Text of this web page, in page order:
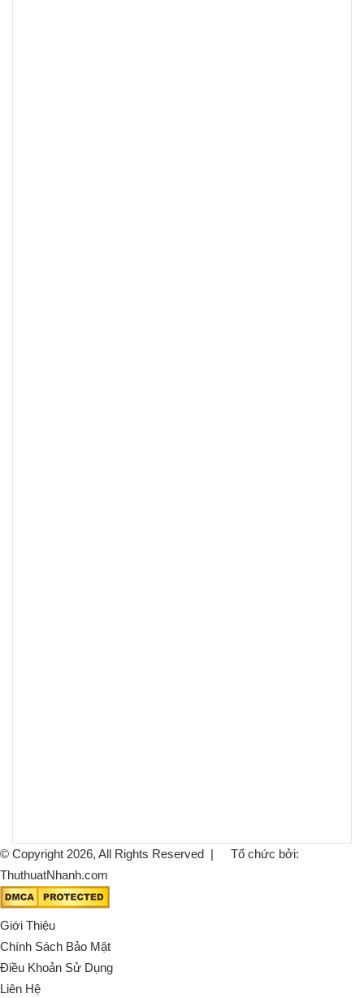
© Copyright 2026, All Rights Reserved |
Tổ chức bởi:
ThuthuatNhanh.com
Giới Thiệu
Chính Sách Bảo Mật
Điều Khoản Sử Dụng
Liên Hệ